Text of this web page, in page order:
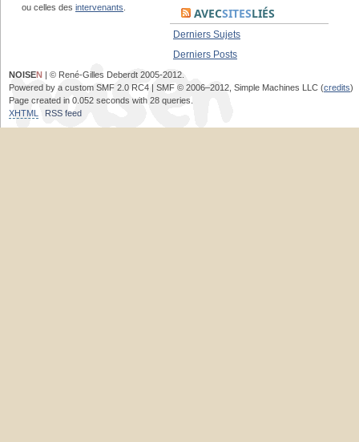
ou celles des intervenants AVECSITESLIÉS
Derniers Sujets
Derniers Posts
NOISEN | © René-Gilles Deberdt 2005-2012.
Powered by a custom SMF 2.0 RC4 | SMF © 2006–2012, Simple Machines LLC (credits)
Page created in 0.052 seconds with 28 queries.
XHTML
RSS feed